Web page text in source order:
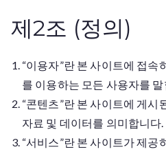
제2조 (정의)
“이용자”란 본 사이트에 접속
를 이용하는 모든 사용자를
“콘텐츠”란 본 사이트에 게시
자료 및 데이터를 의미합니다.
“서비스”란 본 사이트가 제공